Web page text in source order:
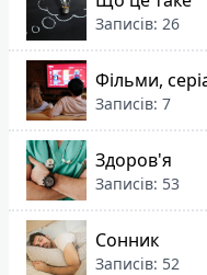
Записів: 26
Фільми,
Записів: 7
Здоров'я
Записів: 53
Сонник
Записів: 52